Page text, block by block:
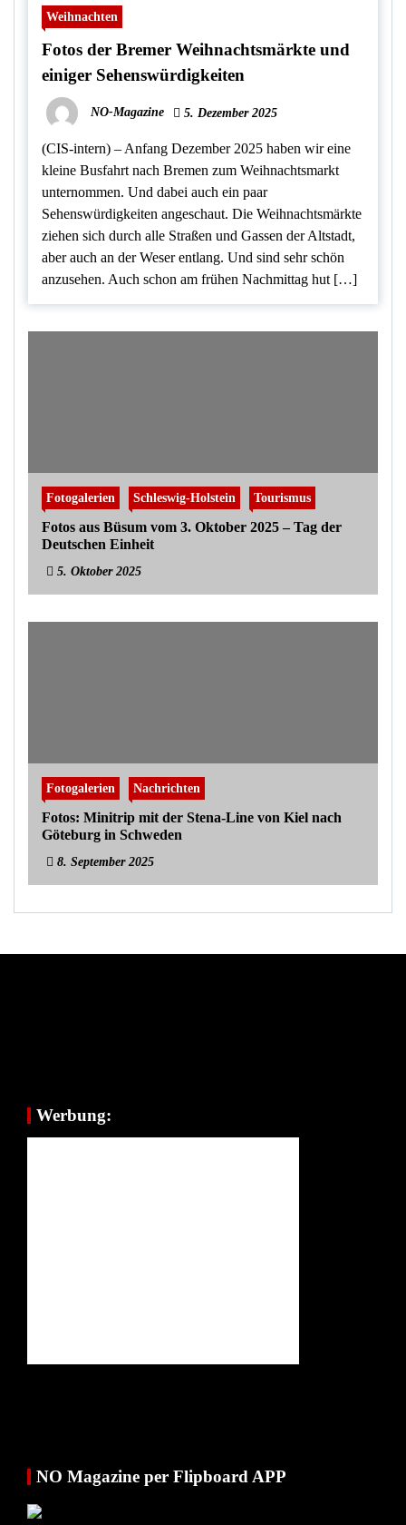
Weihnachten
Fotos der Bremer Weihnachtsmärkte und
einiger Sehenswürdigkeiten
NO-Magazine 5. Dezember 2025
(CIS-intern) – Anfang Dezember 2025 haben wir eine
kleine Busfahrt nach Bremen zum Weihnachtsmarkt
unternommen. Und dabei auch ein paar
Sehenswürdigkeiten angeschaut. Die Weihnachtsmärkte
ziehen sich durch alle Straßen und Gassen der Altstadt,
aber auch an der Weser entlang. Und sind sehr schön
anzusehen. Auch schon am frühen Nachmittag hut […]
Fotogalerien Schleswig-Holstein Tourismus
Fotos aus Büsum vom 3. Oktober 2025 – Tag der
Deutschen Einheit
5. Oktober 2025
Fotogalerien Nachrichten
Fotos: Minitrip mit der Stena-Line von Kiel nach
Göteburg in Schweden
8. September 2025
Werbung:
NO Magazine per Flipboard APP